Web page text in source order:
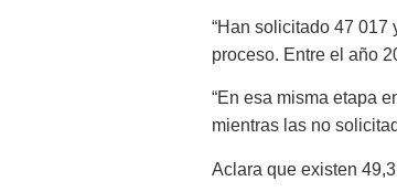
“Han solicitado 47 017
proceso. Entre el año
“En esa misma etapa
mientras las no
Aclara que existen